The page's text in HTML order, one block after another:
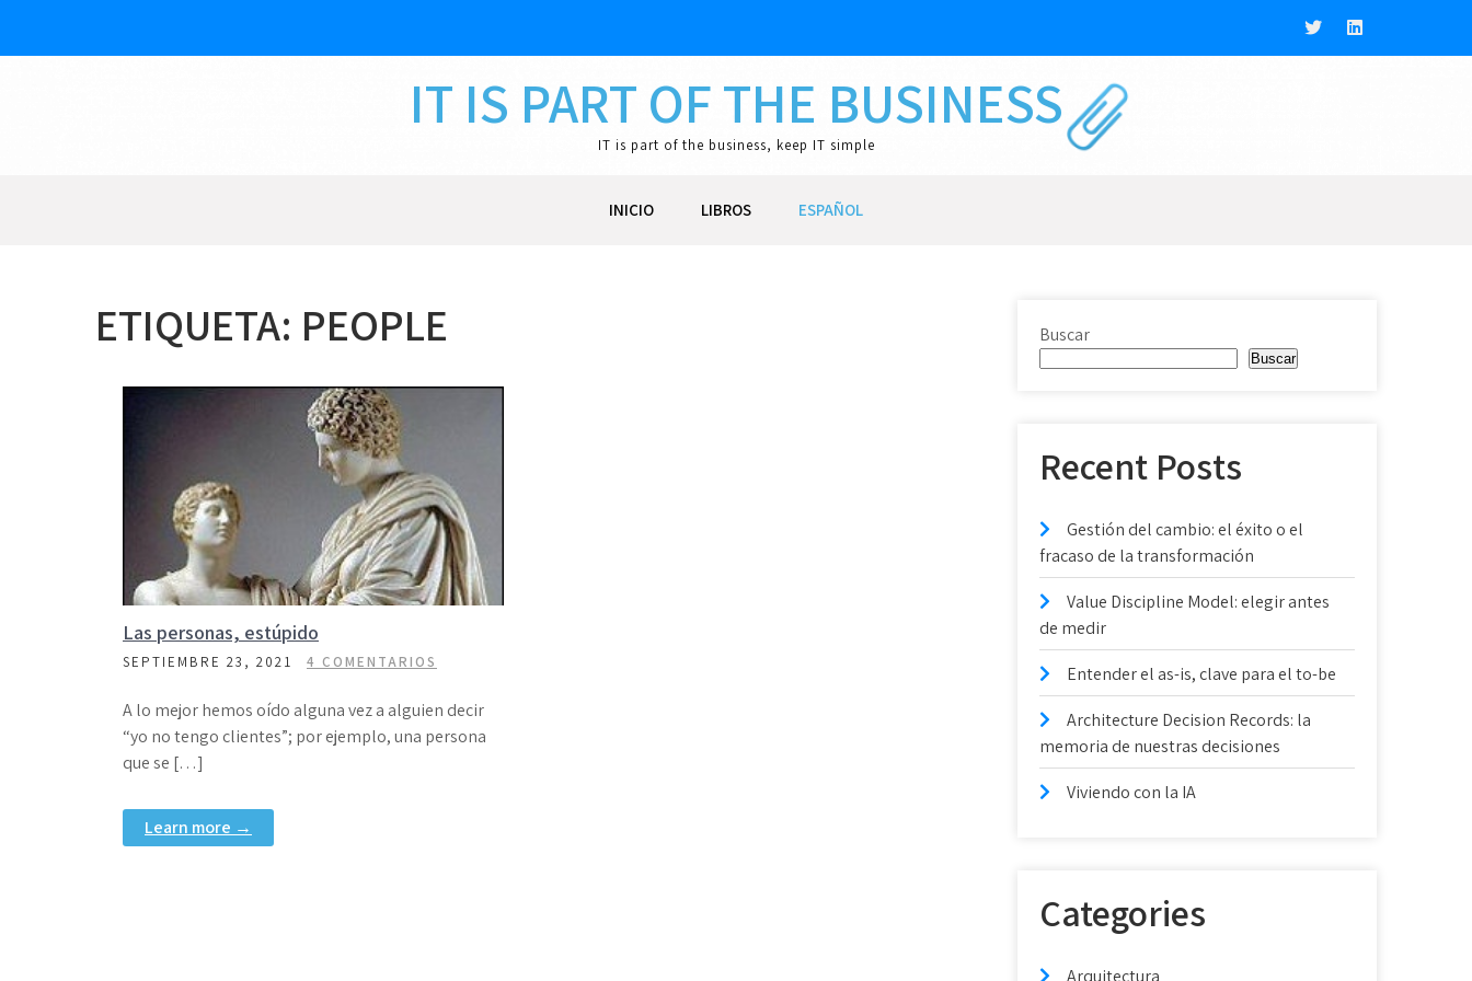
IT IS PART OF THE BUSINESS
IT is part of the business, keep IT simple
INICIO LIBROS ESPAÑOL
ETIQUETA: PEOPLE
Las personas, estúpido
SEPTIEMBRE 23, 2021 4 COMENTARIOS
A lo mejor hemos oído alguna vez a alguien decir
“yo no tengo clientes”; por ejemplo, una persona
que se […]
Learn more →
Buscar
Buscar
Recent Posts
Gestión del cambio: el éxito o el
fracaso de la transformación
Value Discipline Model: elegir antes
de medir
Entender el as-is, clave para el to-be
Architecture Decision Records: la
memoria de nuestras decisiones
Viviendo con la IA
Categories
Arquitectura